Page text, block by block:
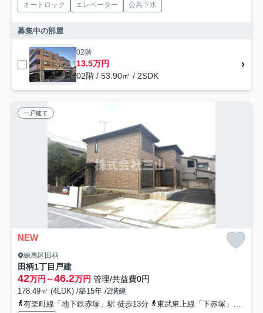
オートロック エレベーター 公共下水
募集中の部屋
02階
13.5万円
02階 / 53.90㎡ / 2SDK
一戸建て
NEW
練馬区田柄
田柄1丁目戸建
42万円～46.2万円 管理/共益費0円
178.49㎡ (4LDK) /築15年 /2階建
有楽町線「地下鉄赤塚」駅 徒歩13分
東武東上線「下赤塚」駅 徒歩15分